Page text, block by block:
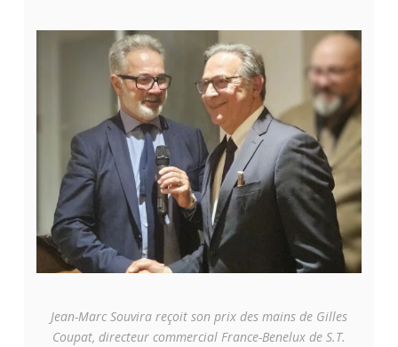
Jean-Marc Souvira reçoit son prix des mains de Gilles
Coupat, directeur commercial France-Benelux de S.T.